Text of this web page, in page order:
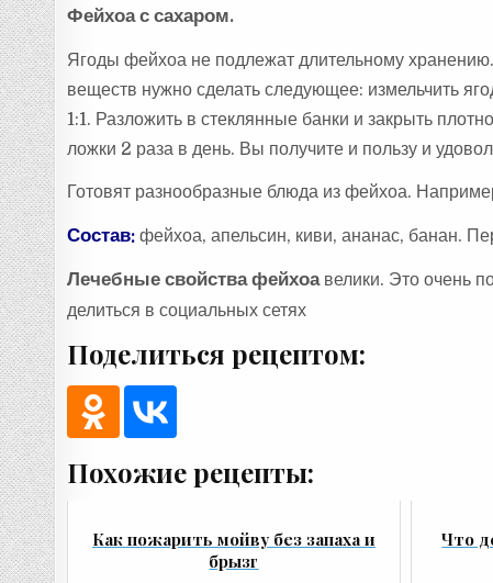
Фейхоа с сахаром.
Ягоды фейхоа не подлежат длительному
веществ нужно сделать следующее: измельчить
1:1. Разложить в стеклянные банки и закрыть
ложки 2 раза в день. Вы получите и пользу и
Готовят разнообразные блюда из фейхоа.
Состав: фейхоа, апельсин, киви, ананас, банан.
Лечебные свойства фейхоавелики. Это очень
делиться в социальных сетях
Поделиться рецептом:
Похожие рецепты:
Как пожарить мойву без запаха и
брызг
Что